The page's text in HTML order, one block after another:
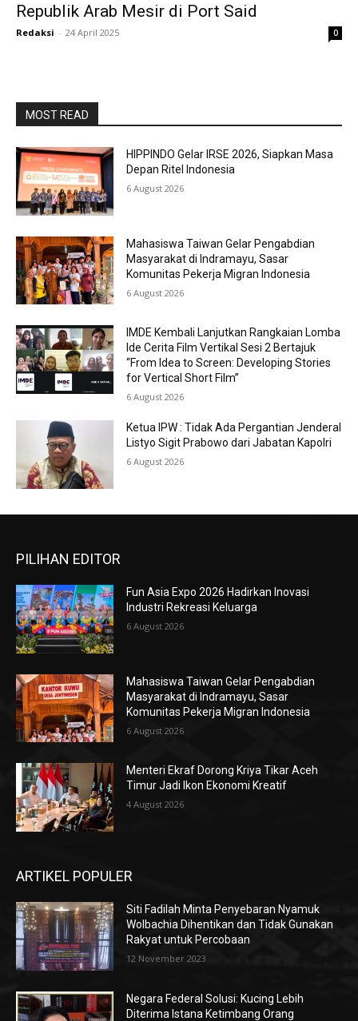
Republik Arab Mesir di Port Said
Redaksi - 24 April 2025 0
MOST READ
HIPPINDO Gelar IRSE 2026, Siapkan Masa
Depan Ritel Indonesia
6 August 2026
Mahasiswa Taiwan Gelar Pengabdian
Masyarakat di Indramayu, Sasar
Komunitas Pekerja Migran Indonesia
6 August 2026
IMDE Kembali Lanjutkan Rangkaian Lomba
Ide Cerita Film Vertikal Sesi 2 Bertajuk
“From Idea to Screen: Developing Stories
for Vertical Short Film”
6 August 2026
Ketua IPW : Tidak Ada Pergantian Jenderal
Listyo Sigit Prabowo dari Jabatan Kapolri
6 August 2026
PILIHAN EDITOR
Fun Asia Expo 2026 Hadirkan Inovasi
Industri Rekreasi Keluarga
6 August 2026
Mahasiswa Taiwan Gelar Pengabdian
Masyarakat di Indramayu, Sasar
Komunitas Pekerja Migran Indonesia
6 August 2026
Menteri Ekraf Dorong Kriya Tikar Aceh
Timur Jadi Ikon Ekonomi Kreatif
4 August 2026
ARTIKEL POPULER
Siti Fadilah Minta Penyebaran Nyamuk
Wolbachia Dihentikan dan Tidak Gunakan
Rakyat untuk Percobaan
12 November 2023
Negara Federal Solusi: Kucing Lebih
Diterima Istana Ketimbang Orang